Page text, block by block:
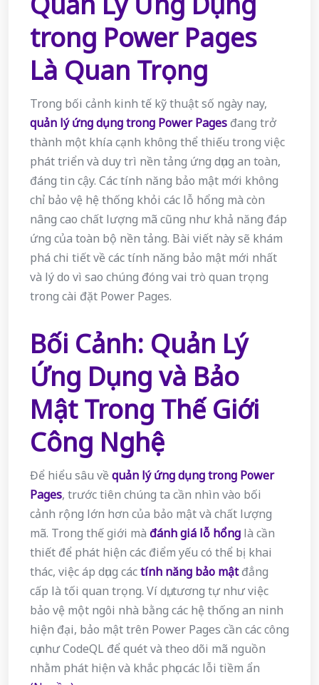
trong Power Pages
Là Quan Trọng
Trong bối cảnh kinh tế kỹ thuật số ngày nay,
quản lý ứng dụng trong Power Pages đang trở
thành một khía cạnh không thể thiếu trong việc
phát triển và duy trì nền tảng ứng dụng an toàn,
đáng tin cậy. Các tính năng bảo mật mới không
chỉ bảo vệ hệ thống khỏi các lỗ hổng mà còn
nâng cao chất lượng mã cũng như khả năng đáp
ứng của toàn bộ nền tảng. Bài viết này sẽ khám
phá chi tiết về các tính năng bảo mật mới nhất
và lý do vì sao chúng đóng vai trò quan trọng
trong cài đặt Power Pages.
Bối Cảnh: Quản Lý
Ứng Dụng và Bảo
Mật Trong Thế Giới
Công Nghệ
Để hiểu sâu vềquản lý ứng dụng trong Power
Pages, trước tiên chúng ta cần nhìn vào bối
cảnh rộng lớn hơn của bảo mật và chất lượng
mã. Trong thế giới mà đánh giá lỗ hổng là cần
thiết để phát hiện các điểm yếu có thể bị khai
thác, việc áp dụng cáctính năng bảo mậtđẳng
cấp là tối quan trọng. Ví dụ, tương tự như việc
bảo vệ một ngôi nhà bằng các hệ thống an ninh
hiện đại, bảo mật trên Power Pages cần các công
cụ như CodeQL để quét và theo dõi mã nguồn
nhằm phát hiện và khắc phục các lỗi tiềm ẩn